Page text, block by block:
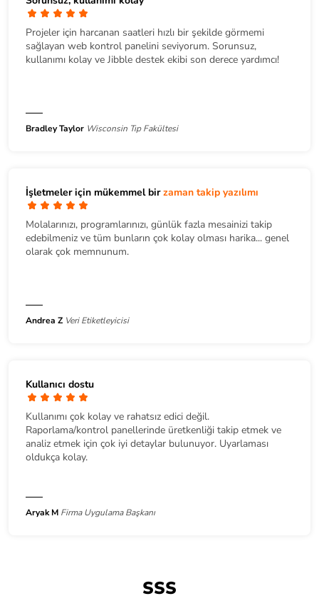
Projeler için harcanan saatleri hızlı bir şekilde görmemi
sağlayan web kontrol panelini seviyorum. Sorunsuz,
kullanımı kolay ve Jibble destek ekibi son derece yardımcı!
Bradley Taylor Wisconsin Tıp Fakültesi
İşletmeler için mükemmel birzaman takip yazılımı
Molalarınızı, programlarınızı, günlük fazla mesainizi takip
edebilmeniz ve tüm bunların çok kolay olması harika... genel
olarak çok memnunum.
Andrea Z Veri Etiketleyicisi
Kullanıcı dostu
Kullanımı çok kolay ve rahatsız edici değil.
Raporlama/kontrol panellerinde üretkenliği takip etmek ve
analiz etmek için çok iyi detaylar bulunuyor. Uyarlaması
oldukça kolay.
Aryak M Firma Uygulama Başkanı
SSS